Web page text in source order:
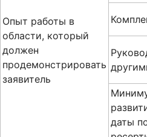
Опыт работы в
области, который
должен
продемонстрировать
заявитель
даты